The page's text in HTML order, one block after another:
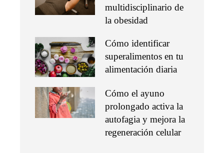
multidisciplinario de
la obesidad
Cómo identificar
superalimentos en tu
alimentación diaria
Cómo el ayuno
prolongado activa la
autofagia y mejora la
regeneración celular